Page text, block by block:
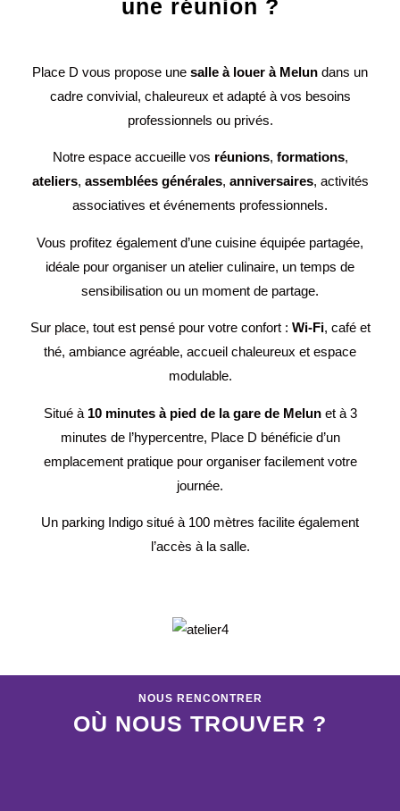
une réunion ?
Place D vous propose une salle à louer à Melun dans un
cadre convivial, chaleureux et adapté à vos besoins
professionnels ou privés.
Notre espace accueille vos réunions, formations,
ateliers, assemblées générales, anniversaires, activités
associatives et événements professionnels.
Vous profitez également d’une cuisine équipée partagée,
idéale pour organiser un atelier culinaire, un temps de
sensibilisation ou un moment de partage.
Sur place, tout est pensé pour votre confort : Wi-Fi, café et
thé, ambiance agréable, accueil chaleureux et espace
modulable.
Situé à 10 minutes à pied de la gare de Melunet à 3
minutes de l’hypercentre, Place D bénéficie d’un
emplacement pratique pour organiser facilement votre
journée.
Un parking Indigo situé à 100 mètres facilite également
l’accès à la salle.
NOUS RENCONTRER
OÙ NOUS TROUVER ?